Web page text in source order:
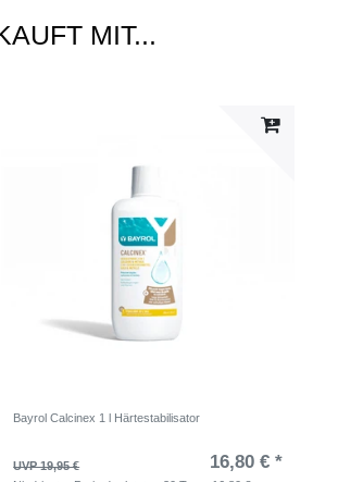
MIT...
Bayrol Calcinex 1 l Härtestabilisator
UVP 19,95 € 16,80 € *